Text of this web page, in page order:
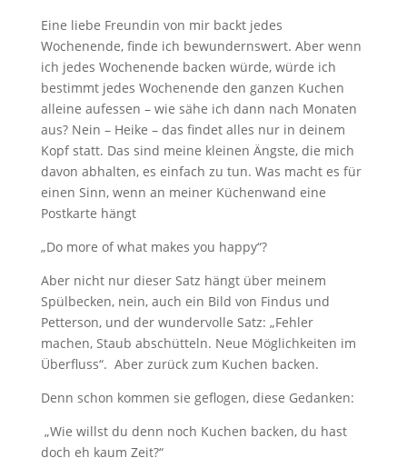
Eine liebe Freundin von mir backt jedes
Wochenende, finde ich bewundernswert. Aber wenn
ich jedes Wochenende backen würde, würde ich
bestimmt jedes Wochenende den ganzen Kuchen
alleine aufessen – wie sähe ich dann nach Monaten
aus? Nein – Heike – das findet alles nur in deinem
Kopf statt. Das sind meine kleinen Ängste, die mich
davon abhalten, es einfach zu tun. Was macht es für
einen Sinn, wenn an meiner Küchenwand eine
Postkarte hängt
„Do more of what makes you happy“?
Aber nicht nur dieser Satz hängt über meinem
Spülbecken, nein, auch ein Bild von Findus und
Petterson, und der wundervolle Satz: „Fehler
machen, Staub abschütteln. Neue Möglichkeiten im
Überfluss“. Aber zurück zum Kuchen backen.
Denn schon kommen sie geflogen, diese Gedanken:
„Wie willst du denn noch Kuchen backen, du hast
doch eh kaum Zeit?“